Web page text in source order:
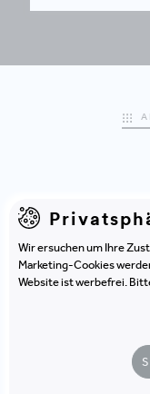
NEWSLETTER
Jetzt
Wir ersuchen um Ihre
Marketing-Cookies
Website ist werbefrei.